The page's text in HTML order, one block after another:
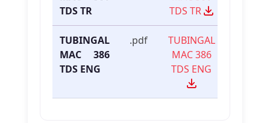
TDS TR
TDS TR
TUBINGAL
MAC 386
TDS ENG
.pdf
TUBINGAL
MAC 386
TDS ENG